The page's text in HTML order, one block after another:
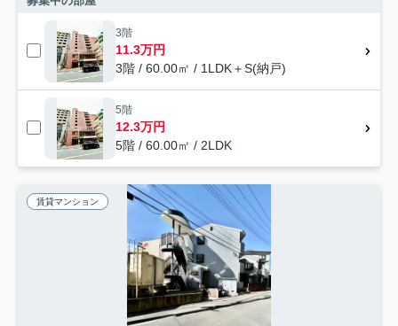
3階
11.3万円
3階 / 60.00㎡ / 1LDK＋S(納戸)
5階
12.3万円
5階 / 60.00㎡ / 2LDK
賃貸マンション